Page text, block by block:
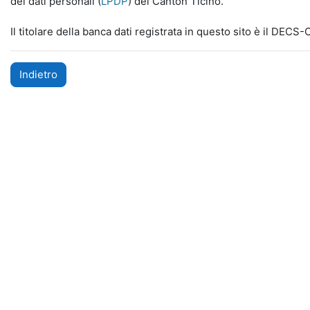
Il titolare della banca dati registrata in questo sito è il DECS-
Indietro